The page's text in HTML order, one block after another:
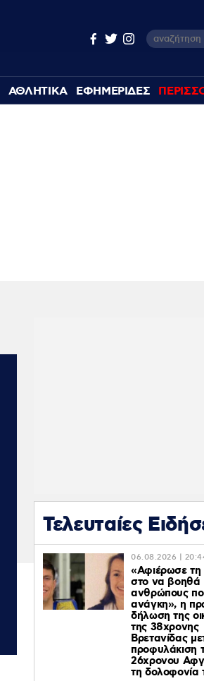
ΑΘΛΗΤΙΚΑ ΕΦΗΜΕΡΙΔΕΣ
Τελευταίες
06.08.2026 |
«Αφιέρωσε τη
στο να βοηθά
ανθρώπους
ανάγκη», η
δήλωση της
της 38χρονης
Βρετανίδας
προφυλάκιση
26χρονου
τη δολοφονία